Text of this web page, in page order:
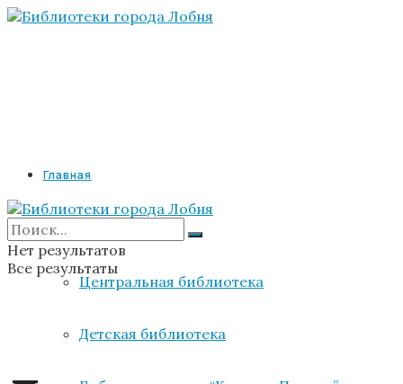
Главная
Библиотеки
Центральная библиотека
Детская библиотека
Нет результатов
Все результаты